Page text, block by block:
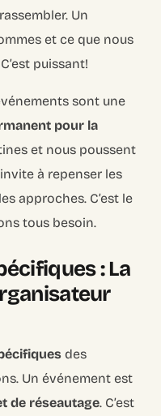
Un
et ce que nous
puissant!
sont une
pour la
et nous poussent
à repenser les
approches. C’est le
tous besoin.
: La
des
Un événement est
de réseautage. C’est